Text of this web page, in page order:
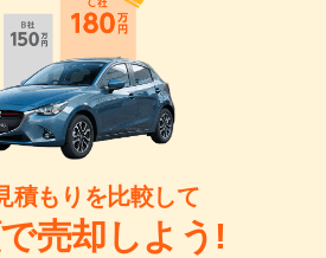
積もりを比較して
売却しよう!